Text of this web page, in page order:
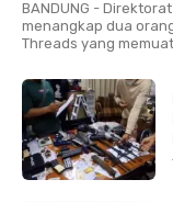
BANDUNG -
menangkap dua
Threads yang